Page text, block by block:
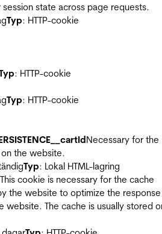
session state across page requests.
Typ: HTTP-cookie
: HTTP-cookie
Typ: HTTP-cookie
Necessary for the
the website.
Typ: Lokal HTML-lagring
This cookie is necessary for the cache
the website to optimize the
website. The cache is usually stored